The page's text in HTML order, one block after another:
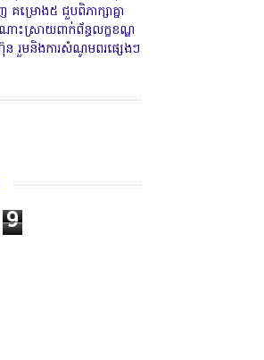
គម្រោង៥ ជួបពិភាក្សាគ្នា
ោះស្រាយពាក់ព័ន្ធលក្ខខណ្ឌ
រួមនិងការសំណូមពរផ្សេងៗ
9